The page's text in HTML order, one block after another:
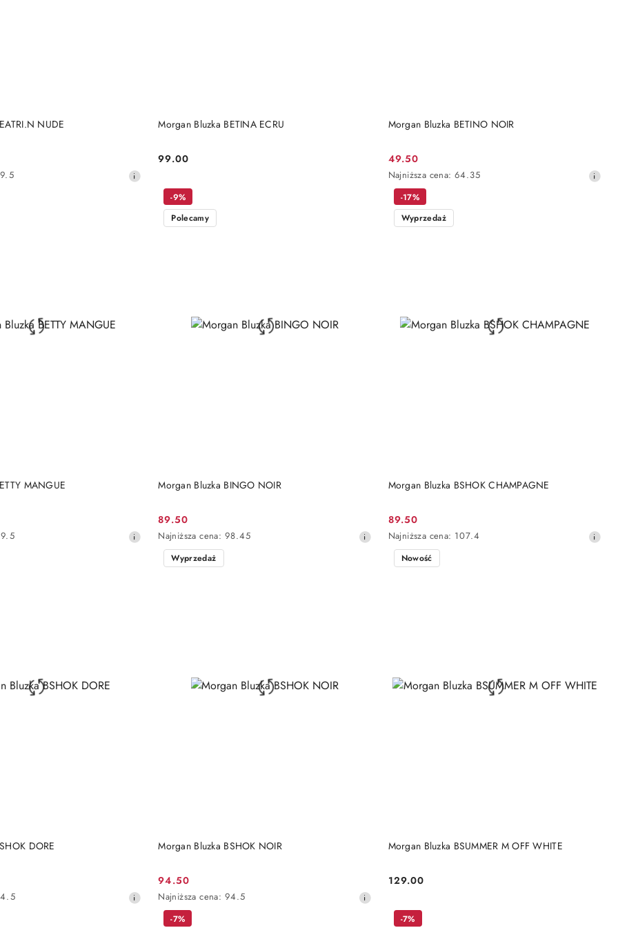
NUDE
DO KOSZYKA Morgan Bluzka BETINA ECRU
Cena:
99.00
DO KOSZYKA Morgan Bluzka BETINO NOIR
Cena
promocyjna:
49.50
Najniższa
cena
30
dni
Najniższa cena: 64.35
DO KOSZYKA
MANGUE
DO KOSZYKA Morgan Bluzka BINGO NOIR
Cena
promocyjna:
89.50
Najniższa
cena
Najniższa cena: 98.45
-9%
Polecamy
DO KOSZYKA Morgan Bluzka BSHOK CHAMPAGNE
Cena
promocyjna:
89.50
Najniższa
cena
Najniższa cena: 107.4
-17%
Wyprzedaż
DO KOSZYKA
DORE
DO KOSZYKA Morgan Bluzka BSHOK NOIR
Cena
promocyjna:
94.50
Najniższa
cena
Najniższa cena: 94.5
Wyprzedaż
DO KOSZYKA Morgan Bluzka BSUMMER M OFF WHITE
Cena:
129.00
Nowość
DO KOSZYKA
-7% -7%